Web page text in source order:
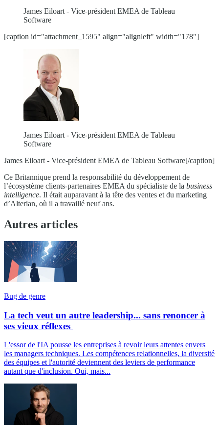
James Eiloart - Vice-président EMEA de Tableau
Software
[caption id="attachment_1595" align="alignleft" width="178"]
James Eiloart - Vice-président EMEA de Tableau
Software
James Eiloart - Vice-président EMEA de Tableau Software[/caption]
Ce Britannique prend la responsabilité du développement de
l’écosystème clients-partenaires EMEA du spécialiste de la business
intelligence. Il était auparavant à la tête des ventes et du marketing
d’Alterian, où il a travaillé neuf ans.
Autres articles
Bug de genre
La tech veut un autre leadership... sans renoncer à
ses vieux réflexes
L'essor de l'IA pousse les entreprises à revoir leurs attentes envers
les managers techniques. Les compétences relationnelles, la diversité
des équipes et l'autorité deviennent des leviers de performance
autant que d'inclusion. Oui, mais...